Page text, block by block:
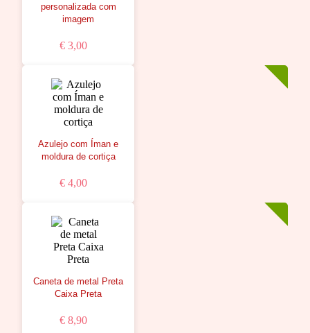
personalizada com
imagem
€ 3,00
Azulejo com Íman e
moldura de cortiça
€ 4,00
Caneta de metal Preta
Caixa Preta
€ 8,90